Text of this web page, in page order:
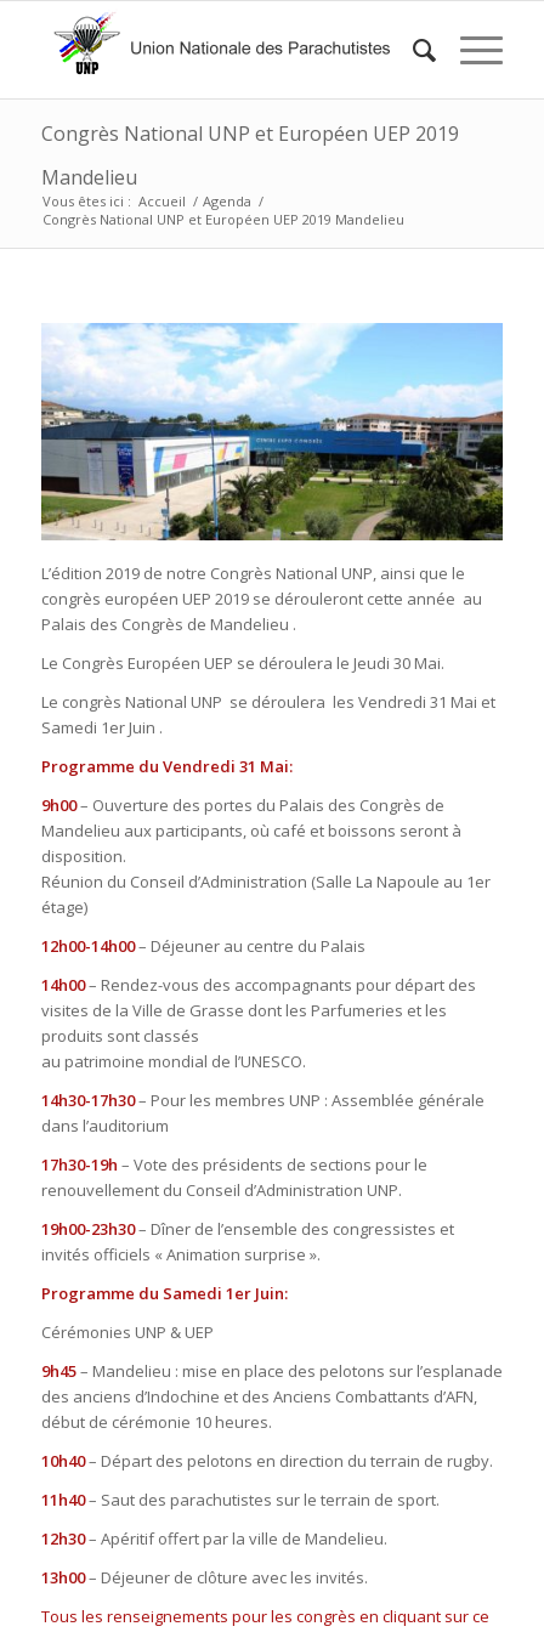
Congrès National UNP et Européen UEP 2019
Mandelieu
Vous êtes ici : Accueil / Agenda /
Congrès National UNP et Européen UEP 2019 Mandelieu
L’édition 2019 de notre Congrès National UNP, ainsi que le
congrès européen UEP 2019 se dérouleront cette année au
Palais des Congrès de Mandelieu .
Le Congrès Européen UEP se déroulera le Jeudi 30 Mai.
Le congrès National UNP se déroulera les Vendredi 31 Mai et
Samedi 1er Juin .
Programme du Vendredi 31 Mai:
9h00– Ouverture des portes du Palais des Congrès de
Mandelieu aux participants, où café et boissons seront à
disposition.
Réunion du Conseil d’Administration (Salle La Napoule au 1er
étage)
12h00-14h00– Déjeuner au centre du Palais
14h00– Rendez-vous des accompagnants pour départ des
visites de la Ville de Grasse dont les Parfumeries et les
produits sont classés
au patrimoine mondial de l’UNESCO.
14h30-17h30– Pour les membres UNP : Assemblée générale
dans l’auditorium
17h30-19h – Vote des présidents de sections pour le
renouvellement du Conseil d’Administration UNP.
19h00-23h30– Dîner de l’ensemble des congressistes et
invités officiels « Animation surprise ».
Programme du Samedi 1er Juin:
Cérémonies UNP & UEP
9h45– Mandelieu : mise en place des pelotons sur l’esplanade
des anciens d’Indochine et des Anciens Combattants d’AFN,
début de cérémonie 10 heures.
10h40– Départ des pelotons en direction du terrain de rugby.
11h40– Saut des parachutistes sur le terrain de sport.
12h30– Apéritif offert par la ville de Mandelieu.
13h00– Déjeuner de clôture avec les invités.
Tous les renseignements pour les congrès en cliquant sur ce